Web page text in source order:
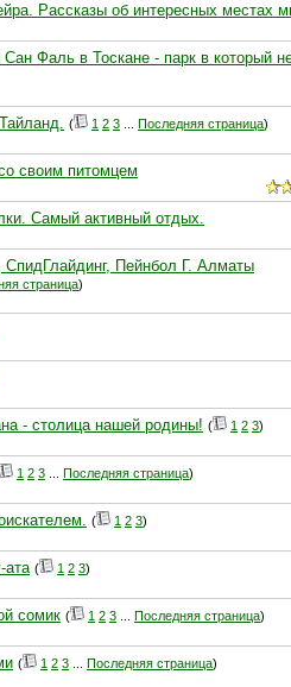
Рассказы об интересных местах
Фаль в Тоскане - парк в который
( 1 2 3 Последняя страница)
своим питомцем
Самый активный отдых.
СпидГлайдинг, Пейнбол Г. Алматы
страница)
- столица нашей родины! ( 1 2 3)
1 2 3 Последняя страница)
( 1 2 3)
ата ( 1 2 3)
сомик ( 1 2 3 Последняя страница)
( 1 2 3 Последняя страница)